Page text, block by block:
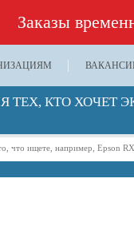
Заказы
ТЕХ, КТО ХОЧЕТ